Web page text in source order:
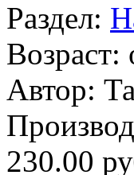
Раздел:
Возраст:
Автор:
230.00